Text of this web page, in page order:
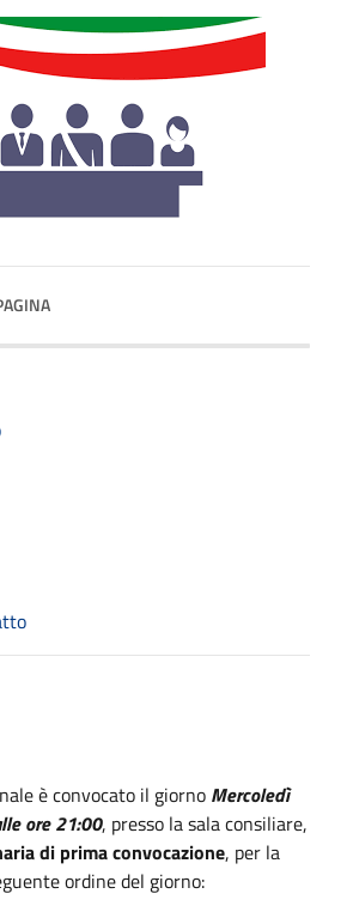
è convocato il giorno Mercoledì
ore 21:00, presso la sala consiliare,
di prima convocazione, per la
ordine del giorno: